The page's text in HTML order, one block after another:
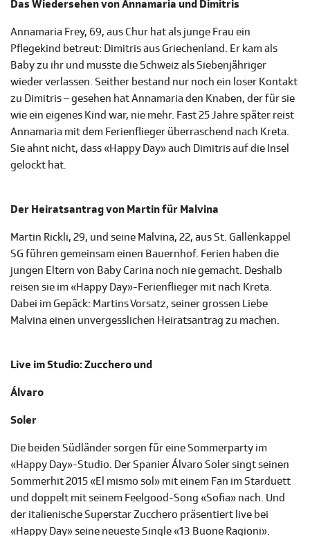
Das Wiedersehen von Annamaria und Dimitris
Annamaria Frey, 69, aus Chur hat als junge Frau ein
Pflegekind betreut: Dimitris aus Griechenland. Er kam als
Baby zu ihr und musste die Schweiz als Siebenjähriger
wieder verlassen. Seither bestand nur noch ein loser Kontakt
zu Dimitris – gesehen hat Annamaria den Knaben, der für sie
wie ein eigenes Kind war, nie mehr. Fast 25 Jahre später reist
Annamaria mit dem Ferienflieger überraschend nach Kreta.
Sie ahnt nicht, dass «Happy Day» auch Dimitris auf die Insel
gelockt hat.
Der Heiratsantrag von Martin für Malvina
Martin Rickli, 29, und seine Malvina, 22, aus St. Gallenkappel
SG führen gemeinsam einen Bauernhof. Ferien haben die
jungen Eltern von Baby Carina noch nie gemacht. Deshalb
reisen sie im «Happy Day»-Ferienflieger mit nach Kreta.
Dabei im Gepäck: Martins Vorsatz, seiner grossen Liebe
Malvina einen unvergesslichen Heiratsantrag zu machen.
Live im Studio: Zucchero und
Álvaro
Soler
Die beiden Südländer sorgen für eine Sommerparty im
«Happy Day»-Studio. Der Spanier Álvaro Soler singt seinen
Sommerhit 2015 «El mismo sol» mit einem Fan im Starduett
und doppelt mit seinem Feelgood-Song «Sofia» nach. Und
der italienische Superstar Zucchero präsentiert live bei
«Happy Day» seine neueste Single «13 Buone Ragioni».